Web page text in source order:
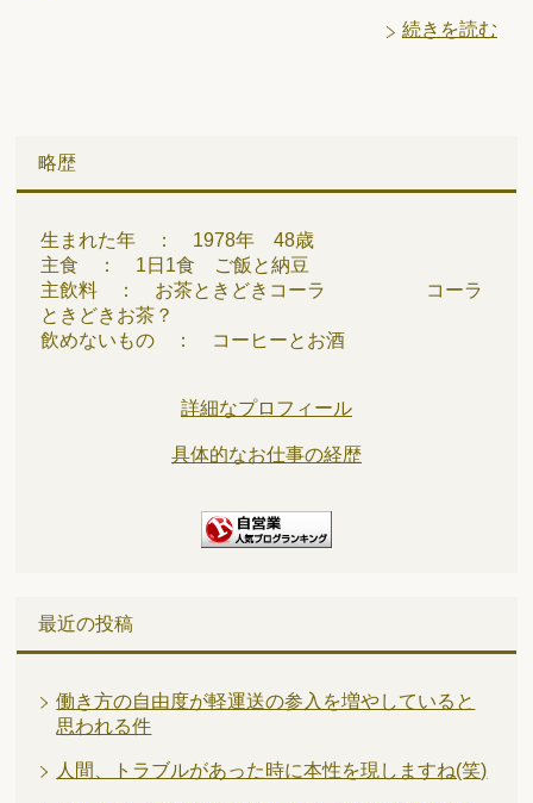
続きを読む
略歴
生まれた年 ： 1978年 48歳
主食 ： 1日1食 ご飯と納豆
主飲料 ： お茶ときどきコーラ コーラ
ときどきお茶？
飲めないもの ： コーヒーとお酒
詳細なプロフィール
具体的なお仕事の経歴
最近の投稿
働き方の自由度が軽運送の参入を増やしていると
思われる件
人間、トラブルがあった時に本性を現しますね(笑)